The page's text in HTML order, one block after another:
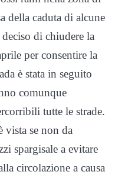
della caduta di alcune
di chiudere la
per consentire la
è stata in seguito
comunque
tutte le strade.
vista se non da
spargisale a evitare
circolazione a causa